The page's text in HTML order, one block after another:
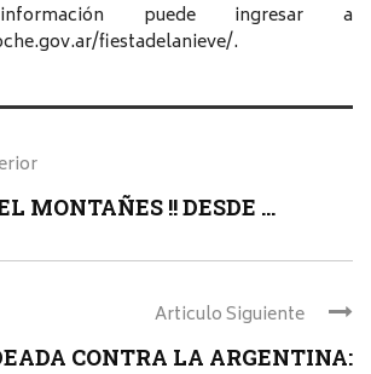
puede ingresar a
fiestadelanieve/.
MONTAÑES !! DESDE ...
Articulo Siguiente
CONTRA LA ARGENTINA: